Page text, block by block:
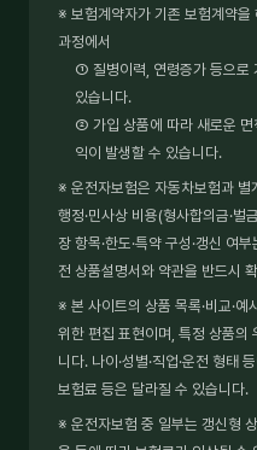
※ 보험계약자가 기존 보험계약을
과정에서
① 질병이력, 연령증가 등으로
있습니다.
② 가입 상품에 따라 새로운 면
익이 발생할 수 있습니다.
※ 운전자보험은 자동차보험과 별
행정·민사상 비용(형사합의금·벌
장 항목·한도·특약 구성·갱신 여
전 상품설명서와 약관을 반드시
※ 본 사이트의 상품 목록·비교·예
위한 편집 표현이며, 특정 상품의
니다. 나이·성별·직업·운전 형태
보험료 등은 달라질 수 있습니다.
※ 운전자보험 중 일부는 갱신형